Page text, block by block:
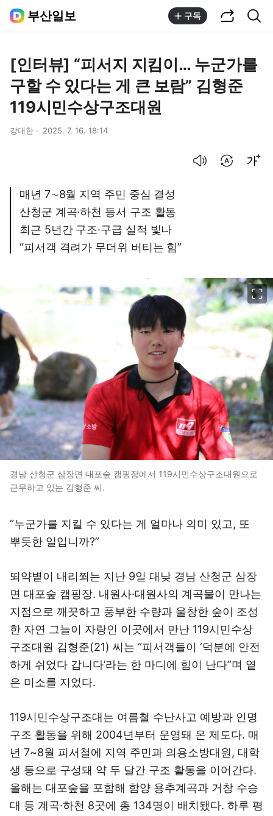
부산일보 구독
[인터뷰] “피서지 지킴이… 누군가를
구할 수 있다는 게 큰 보람” 김형준
119시민수상구조대원
강대한 2025. 7. 16. 18:14
매년 7∼8월 지역 주민 중심 결성
산청군 계곡·하천 등서 구조 활동
최근 5년간 구조·구급 실적 빛나
“피서객 격려가 무더위 버티는 힘”
경남 산청군 삼장면 대포숲 캠핑장에서 119시민수상구조대원으로
근무하고 있는 김형준 씨.
“누군가를 지킬 수 있다는 게 얼마나 의미 있고, 또
뿌듯한 일입니까?”
뙤약볕이 내리쬐는 지난 9일 대낮 경남 산청군 삼장
면 대포숲 캠핑장. 내원사·대원사의 계곡물이 만나는
지점으로 깨끗하고 풍부한 수량과 울창한 숲이 조성
한 자연 그늘이 자랑인 이곳에서 만난 119시민수상
구조대원 김형준(21) 씨는 “피서객들이 ‘덕분에 안전
하게 쉬었다 갑니다’라는 한 마디에 힘이 난다”며 옅
은 미소를 지었다.
119시민수상구조대는 여름철 수난사고 예방과 인명
구조 활동을 위해 2004년부터 운영돼 온 제도다. 매
년 7~8월 피서철에 지역 주민과 의용소방대원, 대학
생 등으로 구성돼 약 두 달간 구조 활동을 이어간다.
올해는 대포숲을 포함해 함양 용추계곡과 거창 수승
대 등 계곡·하천 8곳에 총 134명이 배치됐다. 하루 평